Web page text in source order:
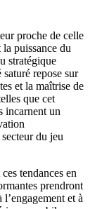
proche de celle
puissance du
stratégique
repose sur
et la maîtrise de
que cet
incarnent un
du jeu
tendances en
prendront
et à